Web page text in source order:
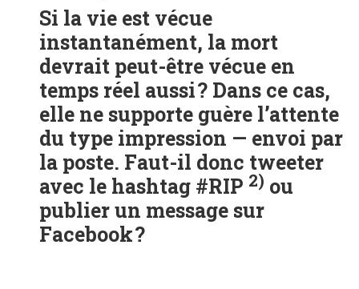
Si la vie est vécue
instantanément, la mort
devrait peut-être vécue en
temps réel aussi ? Dans ce cas,
elle ne supporte guère l’attente
du type impression — envoi par
la poste. Faut-il donc tweeter
avec le hashtag #RIP 2) ou
publier un message sur
Facebook ?